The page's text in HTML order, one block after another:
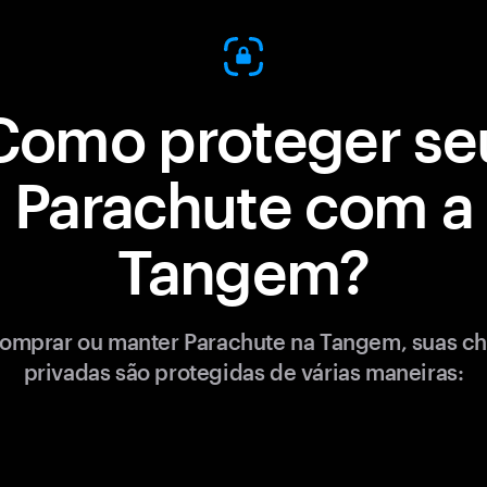
proteger
Parachute com a
Tangem?
ou manter Parachute na Tangem, suas
privadas são protegidas de várias maneiras: